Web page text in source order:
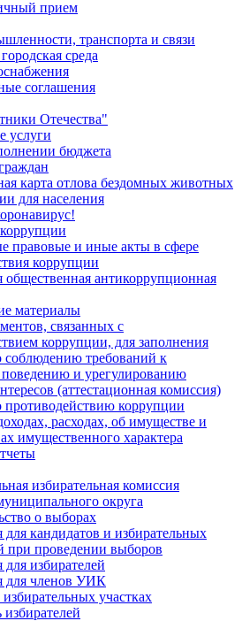
прием
транспорта и связи
среда
соглашения
Отечества"
услуги
бюджета
карта отлова бездомных животных
для населения
правовые и иные акты в сфере
коррупции
общественная антикоррупционная
материалы
связанных с
коррупции, для заполнения
соблюдению требований к
и урегулированию
(аттестационная комиссия)
противодействию коррупции
расходах, об имуществе и
имущественного характера
избирательная комиссия
округа
о выборах
кандидатов и избирательных
при проведении выборов
избирателей
для членов УИК
участках